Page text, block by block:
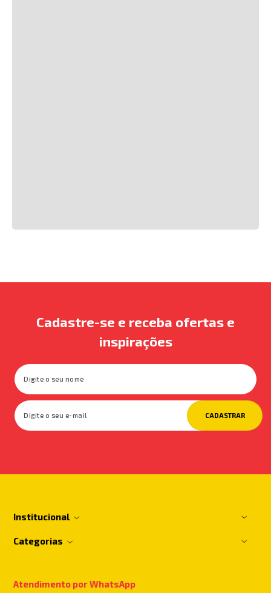
Cadastre-se e receba ofertas e
inspirações
CADASTRAR
Institucional
Categorias
Atendimento por WhatsApp